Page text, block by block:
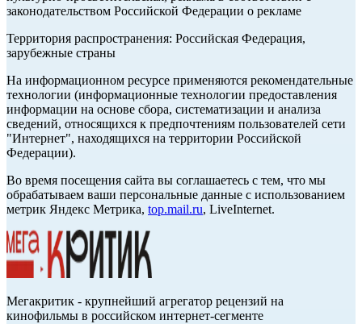
законодательством Российской Федерации о рекламе
Территория распространения: Российская Федерация,
зарубежные страны
На информационном ресурсе применяются рекомендательные
технологии (информационные технологии предоставления
информации на основе сбора, систематизации и анализа
сведений, относящихся к предпочтениям пользователей сети
"Интернет", находящихся на территории Российской
Федерации).
Во время посещения сайта вы соглашаетесь с тем, что мы
обрабатываем ваши персональные данные с использованием
метрик Яндекс Метрика, top.mail.ru, LiveInternet.
Мегакритик - крупнейший агрегатор рецензий на
кинофильмы в российском интернет-сегменте